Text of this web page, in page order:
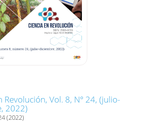
Revolución, Vol. 8, N° 24, (julio-
2022)
(2022)